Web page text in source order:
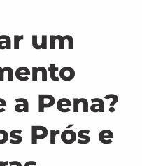
um
a Pena?
Prós e